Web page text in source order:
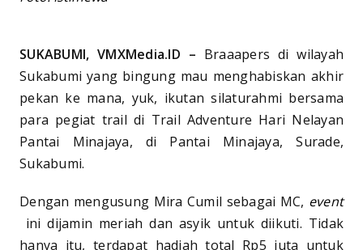
SUKABUMI, VMXMedia.ID – Braaapers di wilayah
Sukabumi yang bingung mau menghabiskan akhir
pekan ke mana, yuk, ikutan silaturahmi bersama
para pegiat trail di Trail Adventure Hari Nelayan
Pantai Minajaya, di Pantai Minajaya, Surade,
Sukabumi.
Dengan mengusung Mira Cumil sebagai MC, event
ini dijamin meriah dan asyik untuk diikuti. Tidak
hanya itu, terdapat hadiah total Rp5 juta untuk